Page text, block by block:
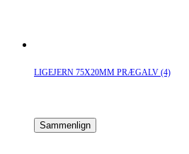
LIGEJERN 75X20MM PRÆGALV (4)
Sammenlign